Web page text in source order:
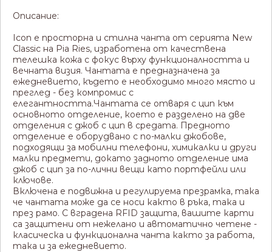
Описание:
Icon е просторна и стилна чанта от серията New
Classic на Pia Ries, изработена от качествена
телешка кожа с фокус върху функционалността и
вечната визия. Чантата е предназначена за
ежедневието, където е необходимо много място и
преглед - без компромис с
елегантността.Чантата се отваря с цип към
основното отделение, което е разделено на две
отделения с джоб с цип в средата. Предното
отделение е оборудвано с по-малки джобове,
подходящи за мобилни телефони, химикалки и други
малки предмети, докато задното отделение има
джоб с цип за по-лични вещи като портфейли или
ключове.
Включена е подвижна и регулируема презрамка, така
че чантата може да се носи както в ръка, така и
през рамо. С вградена RFID защита, вашите карти
са защитени от нежелано и автоматично четене -
класическа и функционална чанта както за работа,
така и за ежедневието.